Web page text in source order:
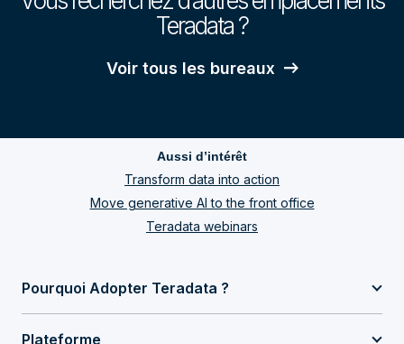
Teradata ?
Voir tous les bureaux
Aussi d’intérêt
Transform data into action
Move generative AI to the front office
Teradata webinars
Pourquoi Adopter Teradata ?
Plateforme